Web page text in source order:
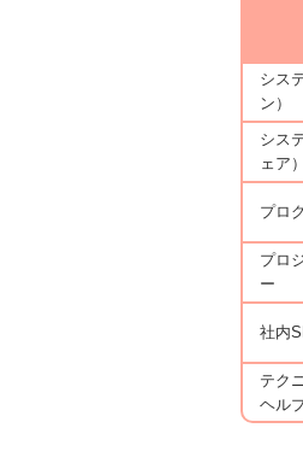
シス
ン）
シス
ェア）
プロ
プロ
ー
社内
テク
ヘル